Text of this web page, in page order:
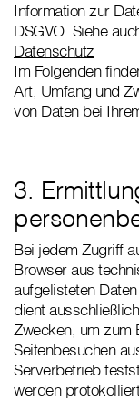
Information zur
DSGVO. Siehe
Datenschutz
Im Folgenden
Art, Umfang und
von Daten bei
3.
Bei jedem Zugriff
Browser aus
aufgelisteten
dient
Zwecken, um zum
Seitenbesuchen
Serverbetrieb
werden